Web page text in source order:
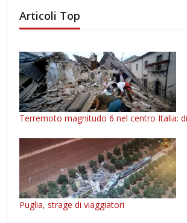
Articoli Top
Terremoto magnitudo 6 nel centro Italia:
Puglia, strage di viaggiatori